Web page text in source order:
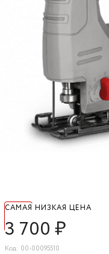
САМАЯ НИЗКАЯ ЦЕНА
3 700₽
Код: 00-00095510